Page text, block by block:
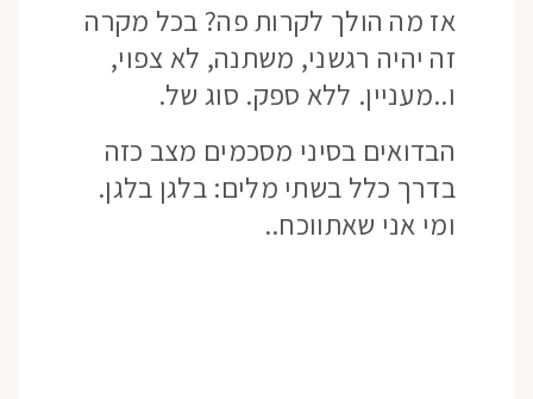
אז מה הולך לקרות פה? בכל מקרה
זה יהיה רגשני, משתנה, לא צפוי,
ו..מעניין. ללא ספק. סוג של.
הבדואים בסיני מסכמים מצב כזה
בדרך כלל בשתי מלים: בלגן בלגן.
ומי אני שאתווכח..